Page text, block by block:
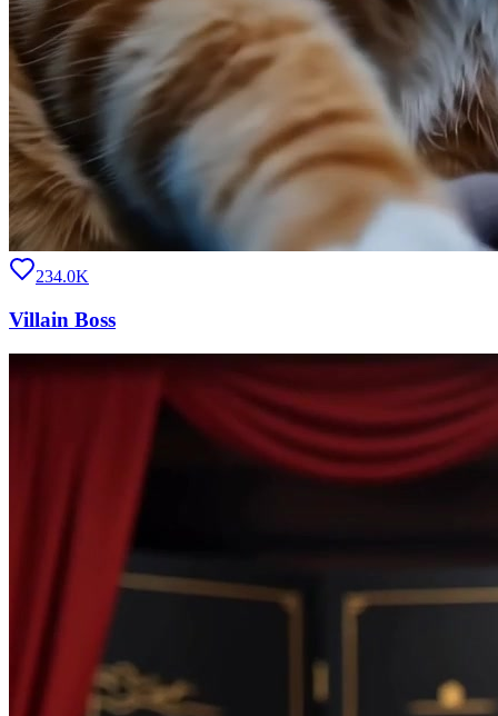
234.0K
Villain Boss